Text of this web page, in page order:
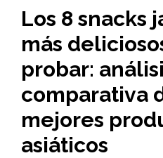
Los 8 snacks
más
probar:
comparativa
mejores
asiáticos